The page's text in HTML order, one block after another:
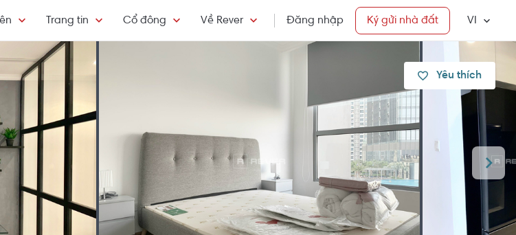
Trang tin Cổ đông Về Rever Đăng nhập Ký gửi nhà đất VI
Yêu thích